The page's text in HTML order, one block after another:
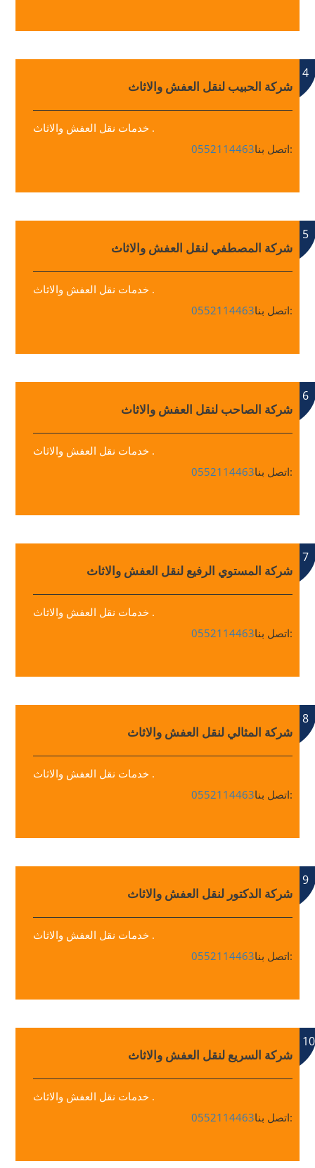
4
شركة الحبيب لنقل العفش والاثاث
خدمات نقل العفش والاثاث .
0552114463
اتصل بنا:
5
شركة المصطفي لنقل العفش والاثاث
خدمات نقل العفش والاثاث .
0552114463
اتصل بنا:
6
شركة الصاحب لنقل العفش والاثاث
خدمات نقل العفش والاثاث .
0552114463
اتصل بنا:
7
شركة المستوي الرفيع لنقل العفش والاثاث
خدمات نقل العفش والاثاث .
0552114463
اتصل بنا:
8
شركة المثالي لنقل العفش والاثاث
خدمات نقل العفش والاثاث .
0552114463
اتصل بنا:
9
شركة الدكتور لنقل العفش والاثاث
خدمات نقل العفش والاثاث .
0552114463
اتصل بنا:
10
شركة السريع لنقل العفش والاثاث
خدمات نقل العفش والاثاث .
0552114463
اتصل بنا: